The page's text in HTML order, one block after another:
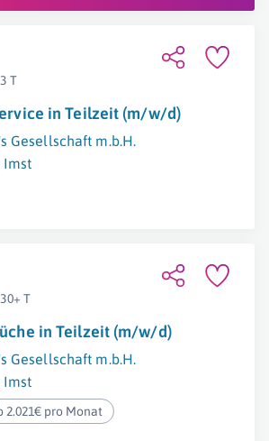
T
in Teilzeit (m/w/d)
Gesellschaft m.b.H.
Imst
T
in Teilzeit (m/w/d)
Gesellschaft m.b.H.
Imst
2.021€ pro Monat